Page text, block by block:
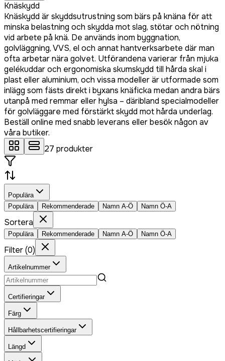
Knäskydd
Knäskydd är skyddsutrustning som bärs på knäna för att
minska belastning och skydda mot slag, stötar och nötning
vid arbete på knä. De används inom byggnation,
golvläggning, VVS, el och annat hantverksarbete där man
ofta arbetar nära golvet. Utförandena varierar från mjuka
gelékuddar och ergonomiska skumskydd till hårda skal i
plast eller aluminium, och vissa modeller är utformade som
inlägg som fästs direkt i byxans knäficka medan andra bärs
utanpå med remmar eller hylsa – däribland specialmodeller
för golvläggare med förstärkt skydd mot hårda underlag.
Beställ online med snabb leverans eller besök någon av
våra butiker.
27 produkter
Populära
Populära
Rekommenderade Namn A-Ö Namn Ö-A
Sortera
Populära Rekommenderade Namn A-Ö Namn Ö-A
Filter(0)
Artikelnummer
Certifieringar
Färg
Hållbarhetscertifieringar
Längd